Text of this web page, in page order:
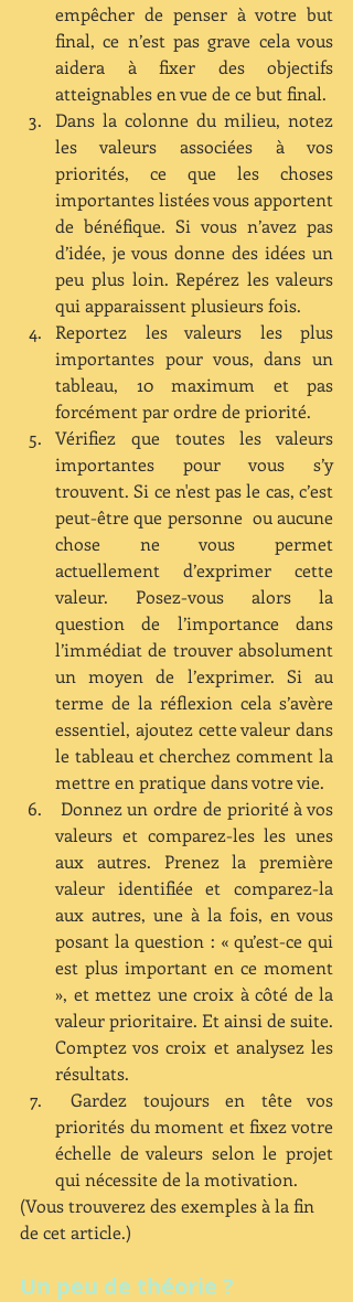
empêcher de penser à votre but
final, ce n’est pas grave cela vous
aidera à fixer des objectifs
Dans la colonne du milieu, notez
les valeurs associées à vos
priorités, ce que les choses
importantes listées vous apportent
de bénéfique. Si vous n’avez pas
d’idée, je vous donne des idées un
peu plus loin. Repérez les valeurs
qui apparaissent plusieurs fois.
Reportez les valeurs les plus
importantes pour vous, dans un
tableau, 10 maximum et pas
forcément par ordre de priorité.
Vérifiez que toutes les valeurs
importantes pour vous s’y
trouvent. Si ce n'est pas le cas, c’est
peut-être que personne  ou aucune
chose ne vous permet
actuellement d’exprimer cette
valeur. Posez-vous alors la
question de l’importance dans
l’immédiat de trouver absolument
un moyen de l’exprimer. Si au
terme de la réflexion cela s’avère
essentiel, ajoutez cette valeur dans
le tableau et cherchez comment la
mettre en pratique dans votre vie.
valeurs et comparez-les les unes
aux autres. Prenez la première
valeur identifiée et comparez-la
aux autres, une à la fois, en vous
posant la question : « qu’est-ce qui
est plus important en ce moment
», et mettez une croix à côté de la
valeur prioritaire. Et ainsi de suite.
Comptez vos croix et analysez les
résultats.
Gardez toujours en tête vos
priorités du moment et fixez votre
échelle de valeurs selon le projet
qui nécessite de la motivation.
(Vous trouverez des exemples à la fin
de cet article.)
Un peu de théorie ?